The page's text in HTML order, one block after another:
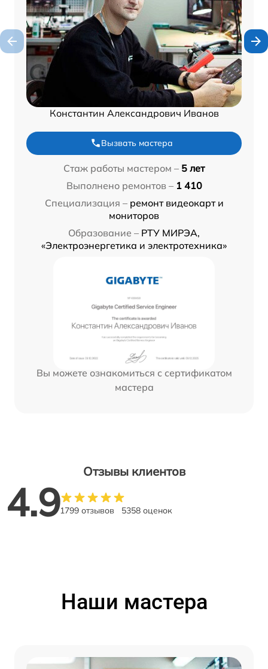
Константин Александрович Иванов
Вызвать мастера
Стаж работы мастером – 5 лет
Выполнено ремонтов – 1 410
Специализация – ремонт видеокарт и
мониторов
Образование – РТУ МИРЭА,
«Электроэнергетика и электротехника»
Вы можете ознакомиться с сертификатом
мастера
Отзывы клиентов
4.91799 отзывов 5358 оценок
Наши мастера